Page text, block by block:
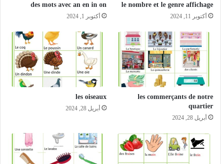
le nombre et le genre affichage
أكتوبر 11, 2024
des mots avec an en in on
أكتوبر 1, 2024
les commerçants de notre
quartier
أبريل 28, 2024
les oiseaux
أبريل 28, 2024